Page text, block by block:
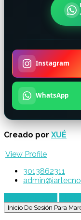
Instagram
WhatsApp
Creado por XUÉ
View Profile
3013862311
Inicio De Sesión Para